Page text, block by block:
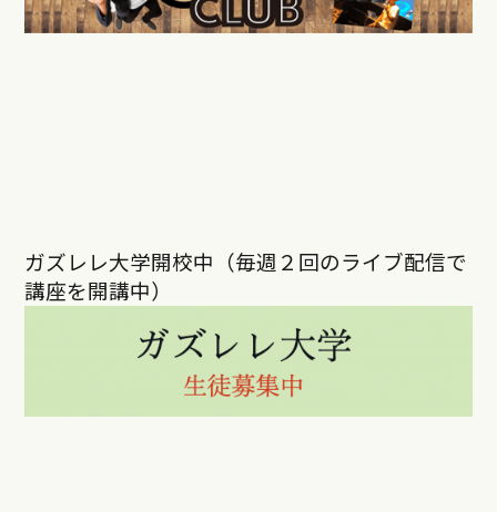
ガズレレ大学開校中（毎週２回のライブ配信で
講座を開講中）